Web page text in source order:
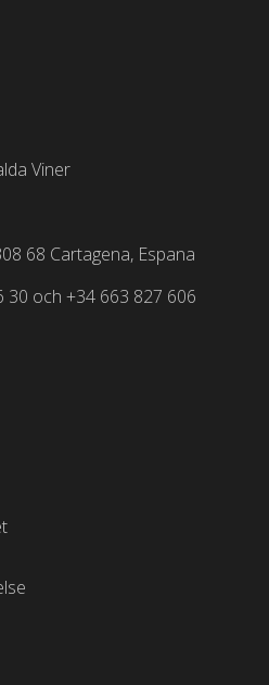
Viner
68 Cartagena, Espana
30 och +34 663 827 606